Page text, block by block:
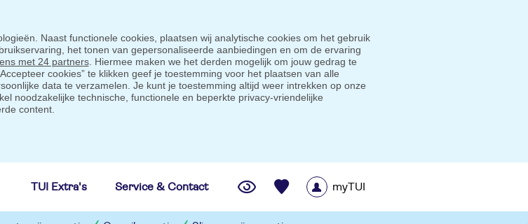
Naast functionele cookies, plaatsen wij analytische cookies om het gebruik
het tonen van gepersonaliseerde aanbiedingen en om de ervaring
met 24 partners. Hiermee maken we het derden mogelijk om jouw gedrag te
cookies” te klikken geef je toestemming voor het plaatsen van alle
data te verzamelen. Je kunt je toestemming altijd weer intrekken op onze
noodzakelijke technische, functionele en beperkte privacy-vriendelijke
content.
TUI Extra's Service & Contact myTUI